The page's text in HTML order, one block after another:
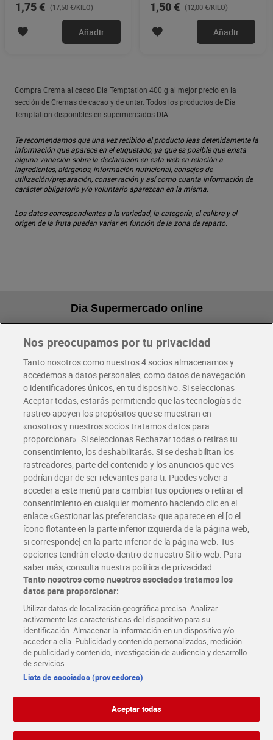
1,75 € (17,50 €/KILO)
Añadir
1,50 € (12,00 €/KILO)
Añadir
Compra Crema al cacao Dia Temptation 400 g al mejor precio en la
sección de Cremas de cacao y de untar. Todos los productos de Dia
Temptation disponibles en supermercados DIA.
Te recomendamos que una vez recibido el producto leas detenidamente la
información que aparece en el etiquetado, ya que es posible que exista
alguna variación sobre la declaración en esta web en relación a
ingredientes, alérgenos, información nutricional, consejos de
utilización/preparación, conservación y así como cuanta información de
carácter obligatorio y/o voluntario aparezcan en la misma.
Los datos correspondientes a la variedad, la categoría, el calibre y el
origen de la fruta pueden variar en función de la zona de reparto.
Dia Supermercado online
Pide hoy, recibe hoy
Envío gratis por compras superiores a 100€
Envío estandar por 4,99€
Glovo y Uber Eats
Solicita tu factura de Glovo o Uber Eats
Únete al CLUB Dia
Disfruta las ventajas y ofertas exclusivas.
Descárgate la APP Dia
Folletos y Tiendas
Descubre las mejores ofertas y busca tu tienda más cercana
Tarjeta MaX Dia
Te devuelve hasta 8€/mes de tus compras.
¡Solicita tu tarjeta de crédito aquí!
COMER MEJOR CADA DIA
COLABORA CON DIA ABRE TU TIENDA DIA CORPORATE
Nos preocupamos por tu privacidad
Tanto nosotros como nuestros4socios almacenamos y
accedemos a datos personales, como datos de navegación
o identificadores únicos, en tu dispositivo. Si seleccionas
Aceptar todas, estarás permitiendo que las tecnologías de
rastreo apoyen los propósitos que se muestran en
«nosotros y nuestros socios tratamos datos para
proporcionar». Si seleccionas Rechazar todas o retiras tu
consentimiento, los deshabilitarás. Si se deshabilitan los
rastreadores, parte del contenido y los anuncios que ves
podrían dejar de ser relevantes para ti. Puedes volver a
acceder a este menú para cambiar tus opciones o retirar el
consentimiento en cualquier momento haciendo clic en el
enlace «Gestionar las preferencias» que aparece en el [o el
ícono flotante en la parte inferior izquierda de la página web,
si corresponde] en la parte inferior de la página web. Tus
opciones tendrán efecto dentro de nuestro Sitio web. Para
saber más, consulta nuestra política de privacidad.
Tanto nosotros como nuestros asociados tratamos los
datos para proporcionar:
Utilizar datos de localización geográfica precisa. Analizar
activamente las características del dispositivo para su
identificación. Almacenar la información en un dispositivo y/o
acceder a ella. Publicidad y contenido personalizados, medición
de publicidad y contenido, investigación de audiencia y desarrollo
de servicios.
Lista de asociados (proveedores)
Aceptar todas